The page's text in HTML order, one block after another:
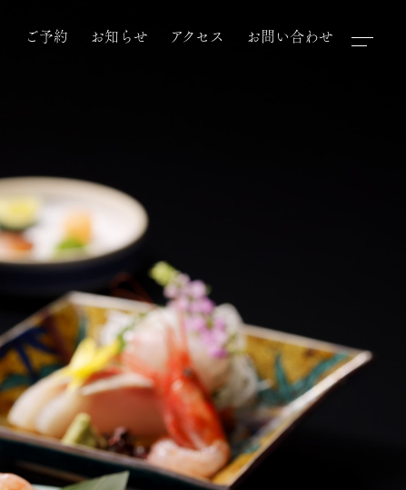
ご予約 お知らせ アクセス お問い合わせ